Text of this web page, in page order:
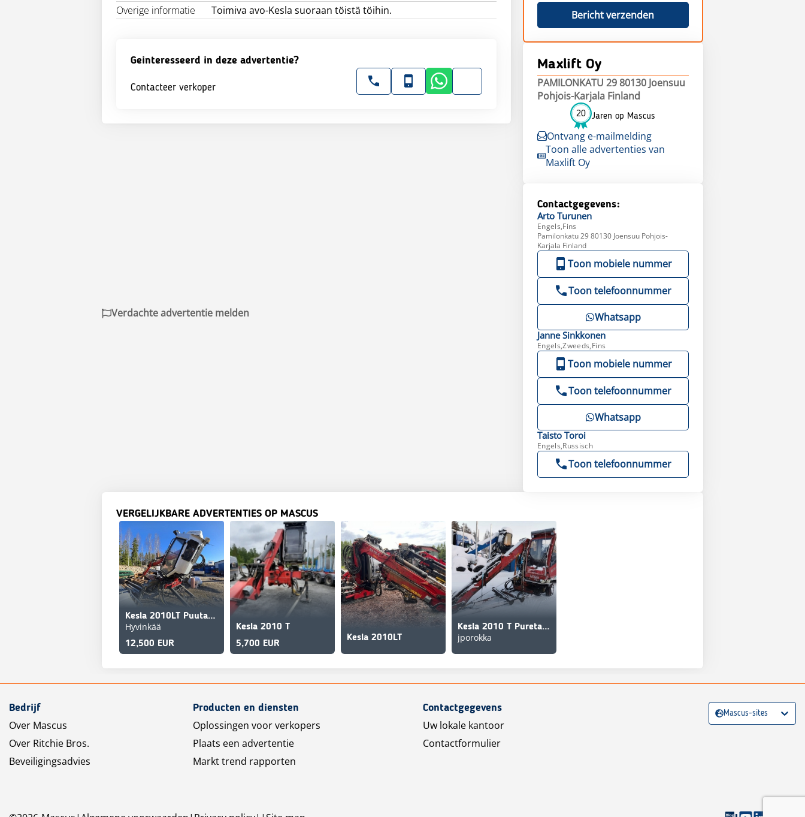
Overige informatie
Toimiva avo-Kesla suoraan töistä töihin.
Geinteresseerd in deze advertentie?
Contacteer verkoper
Bericht verzenden
Maxlift Oy
PAMILONKATU 29 80130 Joensuu
Pohjois-Karjala Finland
20 Jaren op Mascus
Ontvang e-mailmelding
Toon alle advertenties van
Maxlift Oy
Contactgegevens:
Arto Turunen
Engels,Fins
Pamilonkatu 29 80130 Joensuu Pohjois-
Karjala Finland
Toon mobiele nummer
Toon telefoonnummer
Whatsapp
Janne Sinkkonen
Engels,Zweeds,Fins
Toon mobiele nummer
Toon telefoonnummer
Whatsapp
Taisto Toroi
Engels,Russisch
Toon telefoonnummer
Verdachte advertentie melden
VERGELIJKBARE ADVERTENTIES OP MASCUS
Kesla 2010LT Puutavaranosturi
Hyvinkää
12,500 EUR
Kesla 2010 T
5,700 EUR
Kesla 2010LT
Kesla 2010 T Puretaan! SPAREPARTS
jporokka
Bedrijf
Over Mascus
Over Ritchie Bros.
Beveiligingsadvies
Producten en diensten
Oplossingen voor verkopers
Plaats een advertentie
Markt trend rapporten
Contactgegevens
Uw lokale kantoor
Contactformulier
Mascus-sites